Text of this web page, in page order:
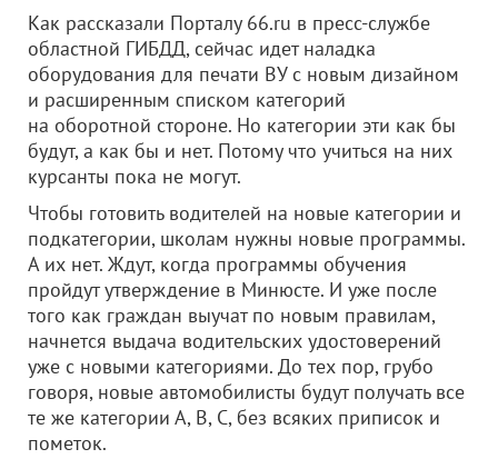
Как рассказали Порталу 66.ru в пресс-службе
областной ГИБДД, сейчас идет наладка
оборудования для печати ВУ с новым дизайном
и расширенным списком категорий
на оборотной стороне. Но категории эти как бы
будут, а как бы и нет. Потому что учиться на них
курсанты пока не могут.
Чтобы готовить водителей на новые категории и
подкатегории, школам нужны новые программы.
А их нет. Ждут, когда программы обучения
пройдут утверждение в Минюсте. И уже после
того как граждан выучат по новым правилам,
начнется выдача водительских удостоверений
уже с новыми категориями. До тех пор, грубо
говоря, новые автомобилисты будут получать все
те же категории А, В, С, без всяких приписок и
пометок.